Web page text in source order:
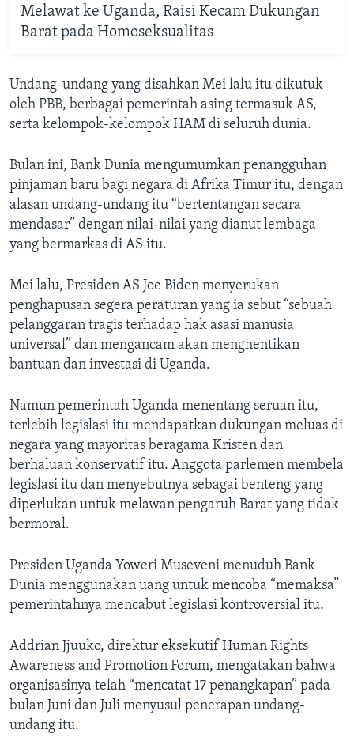
Melawat ke Uganda, Raisi Kecam Dukungan
Barat pada Homoseksualitas
Undang-undang yang disahkan Mei lalu itu dikutuk
oleh PBB, berbagai pemerintah asing termasuk AS,
serta kelompok-kelompok HAM di seluruh dunia.
Bulan ini, Bank Dunia mengumumkan penangguhan
pinjaman baru bagi negara di Afrika Timur itu, dengan
alasan undang-undang itu “bertentangan secara
mendasar” dengan nilai-nilai yang dianut lembaga
yang bermarkas di AS itu.
Mei lalu, Presiden AS Joe Biden menyerukan
penghapusan segera peraturan yang ia sebut “sebuah
pelanggaran tragis terhadap hak asasi manusia
universal” dan mengancam akan menghentikan
bantuan dan investasi di Uganda.
Namun pemerintah Uganda menentang seruan itu,
terlebih legislasi itu mendapatkan dukungan meluas di
negara yang mayoritas beragama Kristen dan
berhaluan konservatif itu. Anggota parlemen membela
legislasi itu dan menyebutnya sebagai benteng yang
diperlukan untuk melawan pengaruh Barat yang tidak
bermoral.
Presiden Uganda Yoweri Museveni menuduh Bank
Dunia menggunakan uang untuk mencoba “memaksa”
pemerintahnya mencabut legislasi kontroversial itu.
Addrian Jjuuko, direktur eksekutif Human Rights
Awareness and Promotion Forum, mengatakan bahwa
organisasinya telah “mencatat 17 penangkapan” pada
bulan Juni dan Juli menyusul penerapan undang-
undang itu.